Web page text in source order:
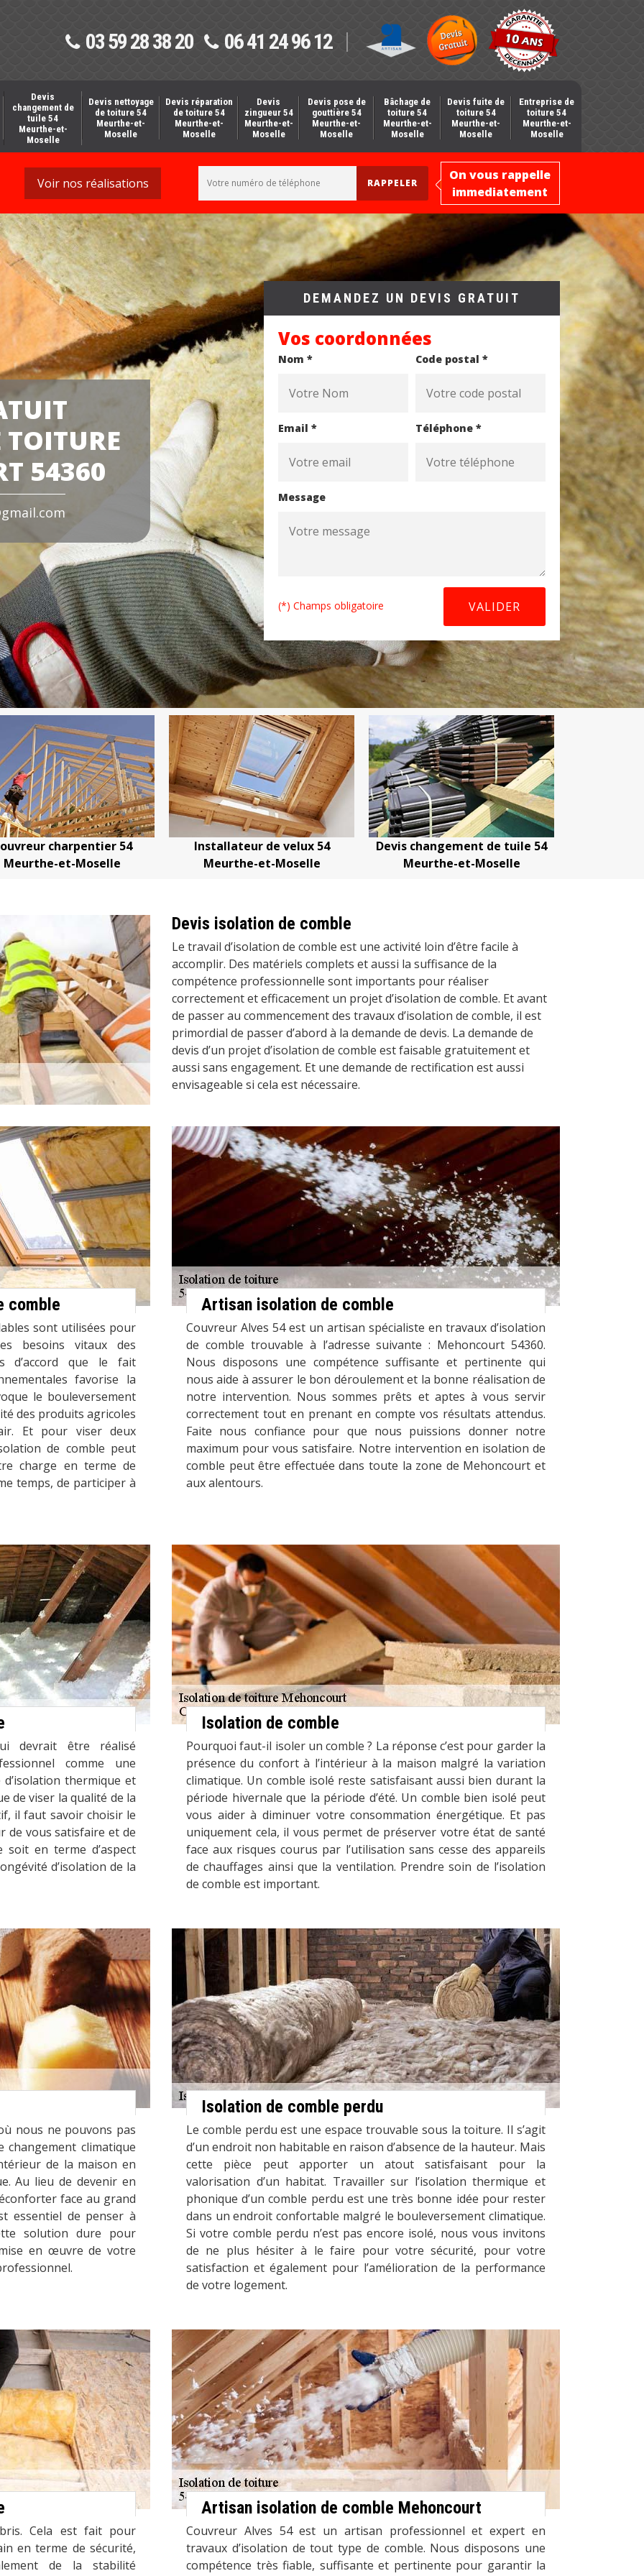
03 59 28 38 20 06 41 24 96 12
Devis
changement de
tuile 54
Meurthe-et-
Moselle
Devis nettoyage
de toiture 54
Meurthe-et-
Moselle
Devis réparation
de toiture 54
Meurthe-et-
Moselle
Devis
zingueur 54
Meurthe-et-
Moselle
Devis pose de
gouttière 54
Meurthe-et-
Moselle
Bâchage de
toiture 54
Meurthe-et-
Moselle
Devis fuite de
toiture 54
Meurthe-et-
Moselle
Entreprise de
toiture 54
Meurthe-et-
Moselle
Voir nos réalisations
On vous rappelle
immediatement
54360
DEMANDEZ UN DEVIS GRATUIT
Vos coordonnées
Nom * Code postal *
Email * Téléphone *
Message
(*) Champs obligatoire
Installateur de velux 54
Meurthe-et-Moselle
Devis changement de tuile 54
Meurthe-et-Moselle
Devis nettoyage de toiture 54
Meurthe-et-Moselle
Devis isolation de comble
Le travail d’isolation de comble est une activité loin d’être facile à
accomplir. Des matériels complets et aussi la suffisance de la
compétence professionnelle sont importants pour réaliser
correctement et efficacement un projet d’isolation de comble. Et avant
de passer au commencement des travaux d’isolation de comble, il est
primordial de passer d’abord à la demande de devis. La demande de
devis d’un projet d’isolation de comble est faisable gratuitement et
aussi sans engagement. Et une demande de rectification est aussi
envisageable si cela est nécessaire.
comble
sont utilisées pour
besoins vitaux des
d’accord que le fait
favorise la
le bouleversement
des produits agricoles
Et pour viser deux
de comble peut
charge en terme de
temps, de participer à
Artisan isolation de comble
Couvreur Alves 54 est un artisan spécialiste en travaux d’isolation
de comble trouvable à l’adresse suivante : Mehoncourt 54360.
Nous disposons une compétence suffisante et pertinente qui
nous aide à assurer le bon déroulement et la bonne réalisation de
notre intervention. Nous sommes prêts et aptes à vous servir
correctement tout en prenant en compte vos résultats attendus.
Faite nous confiance pour que nous puissions donner notre
maximum pour vous satisfaire. Notre intervention en isolation de
comble peut être effectuée dans toute la zone de Mehoncourt et
aux alentours.
devrait être réalisé
comme une
thermique et
de viser la qualité de la
il faut savoir choisir le
de vous satisfaire et de
en terme d’aspect
d’isolation de la
Isolation de comble
Pourquoi faut-il isoler un comble ? La réponse c’est pour garder la
présence du confort à l’intérieur à la maison malgré la variation
climatique. Un comble isolé reste satisfaisant aussi bien durant la
période hivernale que la période d’été. Un comble bien isolé peut
vous aider à diminuer votre consommation énergétique. Et pas
uniquement cela, il vous permet de préserver votre état de santé
face aux risques courus par l’utilisation sans cesse des appareils
de chauffages ainsi que la ventilation. Prendre soin de l’isolation
de comble est important.
nous ne pouvons pas
climatique
de la maison en
Au lieu de devenir en
face au grand
essentiel de penser à
solution dure pour
en œuvre de votre
Isolation de comble perdu
Le comble perdu est une espace trouvable sous la toiture. Il s’agit
d’un endroit non habitable en raison d’absence de la hauteur. Mais
cette pièce peut apporter un atout satisfaisant pour la
valorisation d’un habitat. Travailler sur l’isolation thermique et
phonique d’un comble perdu est une très bonne idée pour rester
dans un endroit confortable malgré le bouleversement climatique.
Si votre comble perdu n’est pas encore isolé, nous vous invitons
de ne plus hésiter à le faire pour votre sécurité, pour votre
satisfaction et également pour l’amélioration de la performance
de votre logement.
Cela est fait pour
en terme de sécurité,
de la stabilité
Artisan isolation de comble Mehoncourt
Couvreur Alves 54 est un artisan professionnel et expert en
travaux d’isolation de tout type de comble. Nous disposons une
compétence très fiable, suffisante et pertinente pour garantir la